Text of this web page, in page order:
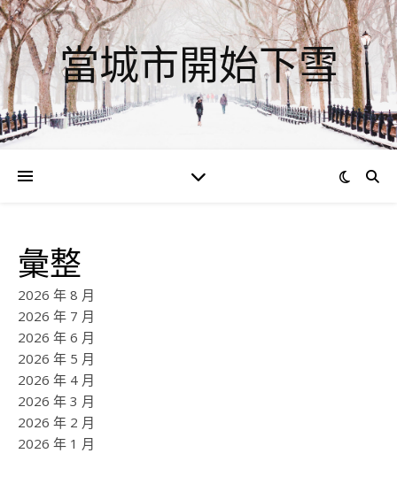
當城市開始下雪
彙整
2026 年 8 月
2026 年 7 月
2026 年 6 月
2026 年 5 月
2026 年 4 月
2026 年 3 月
2026 年 2 月
2026 年 1 月